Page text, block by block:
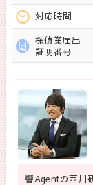
対応時間
探偵業届出
証明番号
響Agentの西川